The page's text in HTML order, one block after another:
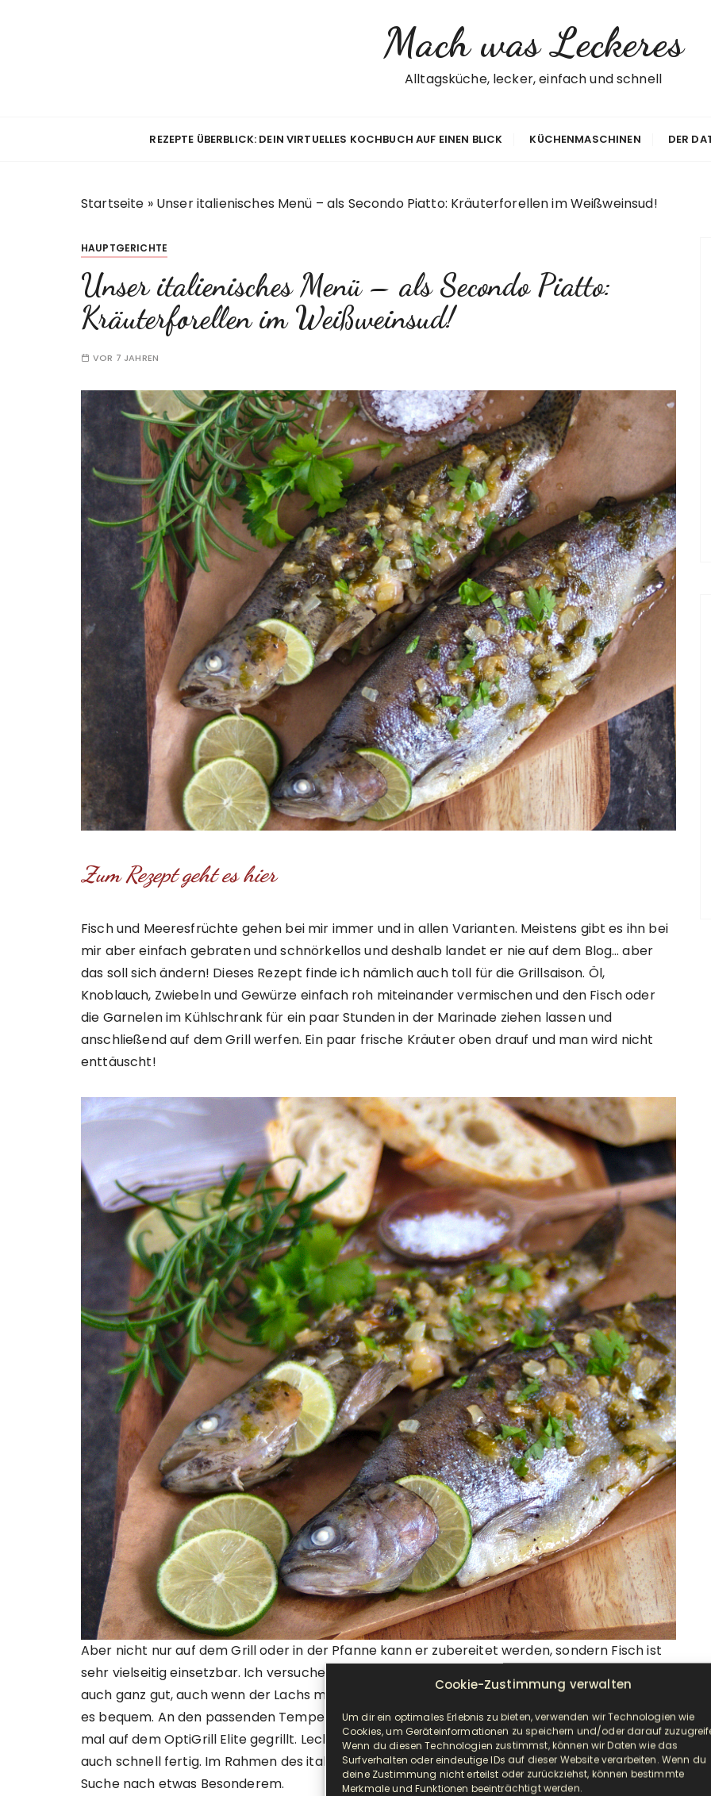
Cookie-Zustimmung verwalten
Um dir ein optimales Erlebnis zu bieten, verwenden wir Technologien wie
Cookies, um Geräteinformationen zu speichern und/oder darauf
Wenn du diesen Technologien zustimmst, können wir Daten wie das
Surfverhalten oder eindeutige IDs auf dieser Website verarbeiten. Wenn du
deine Zustimmung nicht erteilst oder zurückziehst, können bestimmte
Merkmale und Funktionen beeinträchtigt werden.
Mach was Leckeres
Alltagsküche, lecker, einfach und schnell
REZEPTE ÜBERBLICK: DEIN VIRTUELLES KOCHBUCH AUF EINEN BLICK KÜCHENMASCHINEN DER
Startseite » Unser italienisches Menü – als Secondo Piatto: Kräuterforellen im Weißweinsud!
HAUPTGERICHTE
Unser italienisches Menü – als Secondo Piatto:
Kräuterforellen im Weißweinsud!
VOR 7 JAHREN
Zum Rezept geht es hier
Fisch und Meeresfrüchte gehen bei mir immer und in allen Varianten. Meistens gibt es ihn bei
mir aber einfach gebraten und schnörkellos und deshalb landet er nie auf dem Blog… aber
das soll sich ändern! Dieses Rezept finde ich nämlich auch toll für die Grillsaison. Öl,
Knoblauch, Zwiebeln und Gewürze einfach roh miteinander vermischen und den Fisch oder
die Garnelen im Kühlschrank für ein paar Stunden in der Marinade ziehen lassen und
anschließend auf dem Grill werfen. Ein paar frische Kräuter oben drauf und man wird nicht
enttäuscht!
Aber nicht nur auf dem Grill oder in der Pfanne kann er zubereitet werden, sondern Fisch ist
sehr vielseitig einsetzbar. Ich versuche gerade verschiedene Dinge aus. Im Ofen klappt es
auch ganz gut, auch wenn der Lachs mir im Ofen gerne schnell zu trocken wird, aber dafür ist
es bequem. An den passenden Temperaturen arbeite ich noch. Und zuletzt habe ich Fisch
mal auf dem OptiGrill Elite gegrillt. Lecker mariniert hat er ein tolles Aroma und ist gleichzeitig
auch schnell fertig. Im Rahmen des italienischen Menüs in diesem Beitrag war ich aber auf der
Suche nach etwas Besonderem.